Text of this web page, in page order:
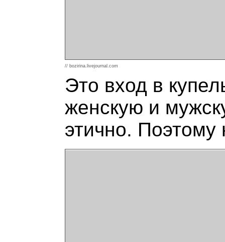
// bozirina.livejournal.com
Это вход в
женскую и
этично. Поэтому